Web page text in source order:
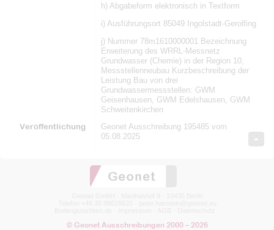
h) Abgabeform elektronisch in Textform
i) Ausführungsort 85049 Ingolstadt-Gerolfing
j) Nummer 78m1610000001 Bezeichnung
Erweiterung des WRRL-Messnetz
Grundwasser (Chemie) in der Region 10,
Messstellenneubau Kurzbeschreibung der
Leistung Bau von drei
Grundwassermessstellen: GWM
Geisenhausen, GWM Edelshausen, GWM
Schweitenkirchen
Veröffentlichung
Geonet Ausschreibung 195485 vom
05.08.2025
© Geonet Ausschreibungen 2000 – 2026